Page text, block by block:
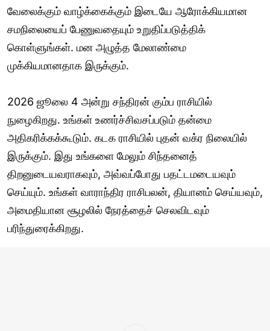
வேலைக்கும் வாழ்க்கைக்கும் இடையே ஆரோக்கியமான
சமநிலையைப் பேணுவதையும் உறுதிப்படுத்திக்
கொள்ளுங்கள். மன அழுத்த மேலாண்மை
முக்கியமானதாக இருக்கும்.
2026 ஜூலை 4 அன்று சந்திரன் கும்ப ராசியில்
நுழைகிறது. உங்கள் உணர்ச்சிவசப்படும் தன்மை
அதிகரிக்கக்கூடும். கடக ராசியில் புதன் வக்ர நிலையில்
இருக்கும். இது உங்களை மேலும் சிந்தனைத்
திறனுடையவராகவும், அவ்வப்போது பதட்டமடையவும்
செய்யும். உங்கள் வாராந்திர ராசிபலன், தியானம் செய்யவும்,
அமைதியான சூழலில் நேரத்தைச் செலவிடவும்
பரிந்துரைக்கிறது.